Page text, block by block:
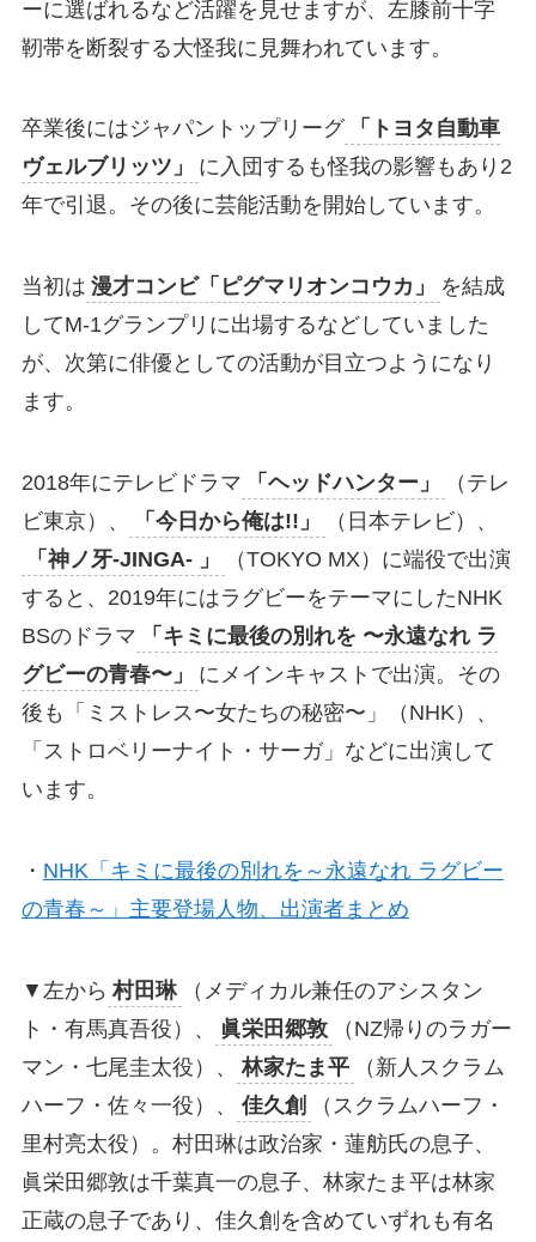
ーに選ばれるなど活躍を見せますが、左膝前十字
靭帯を断裂する大怪我に見舞われています。
卒業後にはジャパントップリーグ
「トヨタ自動車
ヴェルブリッツ」
に入団するも怪我の影響もあり2
年で引退。その後に芸能活動を開始しています。
当初は 漫才コンビ「ピグマリオンコウカ」
を結成
してM-1グランプリに出場するなどしていました
が、次第に俳優としての活動が目立つようになり
ます。
2018年にテレビドラマ 「ヘッドハンター」
（テレ
ビ東京）、
「今日から俺は!!」
（日本テレビ）、
「神ノ牙-JINGA- 」
（TOKYO MX）に端役で出演
すると、2019年にはラグビーをテーマにしたNHK
BSのドラマ
「キミに最後の別れを 〜永遠なれ ラ
グビーの青春〜」
にメインキャストで出演。その
後も「ミストレス〜女たちの秘密〜」（NHK）、
「ストロベリーナイト・サーガ」などに出演して
います。
・ NHK「キミに最後の別れを～永遠なれ ラグビー
の青春～」主要登場人物、出演者まとめ
▼左から 村田琳
（メディカル兼任のアシスタン
ト・有馬真吾役）、
眞栄田郷敦
（NZ帰りのラガー
マン・七尾圭太役）、
林家たま平
（新人スクラム
ハーフ・佐々一役）、
佳久創
（スクラムハーフ・
里村亮太役）。村田琳は政治家・蓮舫氏の息子、
眞栄田郷敦は千葉真一の息子、林家たま平は林家
正蔵の息子であり、佳久創を含めていずれも有名